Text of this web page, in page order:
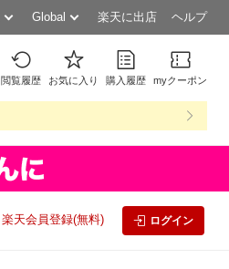
Global 楽天に出店 ヘルプ
閲覧履歴 お気に入り 購入履歴 myクーポン
楽天会員登録(無料) ログイン